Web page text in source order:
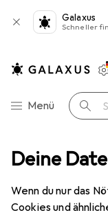
Deine
Wenn du nur das
Cookies und
Galaxus
Schneller
Navigation nach
Menü Suche
Auto Zubehör